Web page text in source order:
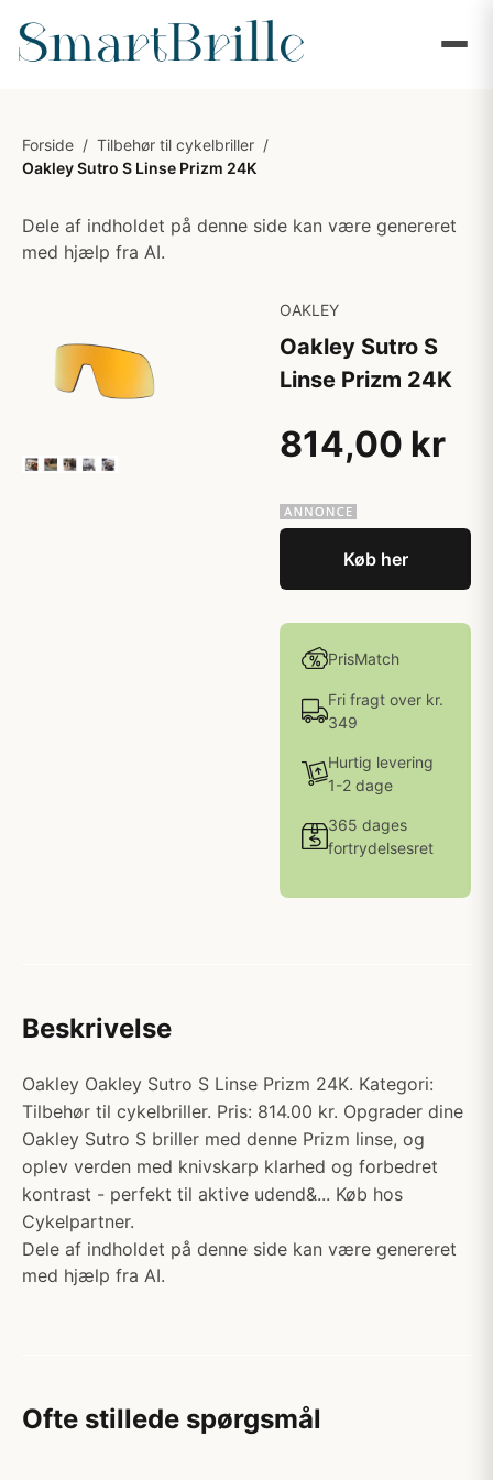
Forside / Tilbehør til cykelbriller /
Oakley Sutro S Linse Prizm 24K
Dele af indholdet på denne side kan være genereret
med hjælp fra AI.
OAKLEY
Oakley Sutro S
Linse Prizm 24K
814,00 kr
Køb her
PrisMatch
Fri fragt over kr.
349
Hurtig levering
1-2 dage
365 dages
fortrydelsesret
Beskrivelse
Oakley Oakley Sutro S Linse Prizm 24K. Kategori:
Tilbehør til cykelbriller. Pris: 814.00 kr. Opgrader dine
Oakley Sutro S briller med denne Prizm linse, og
oplev verden med knivskarp klarhed og forbedret
kontrast - perfekt til aktive udend&... Køb hos
Cykelpartner.
Dele af indholdet på denne side kan være genereret
med hjælp fra AI.
Ofte stillede spørgsmål